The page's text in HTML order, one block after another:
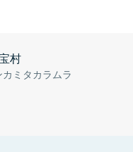
村
ミタカラムラ